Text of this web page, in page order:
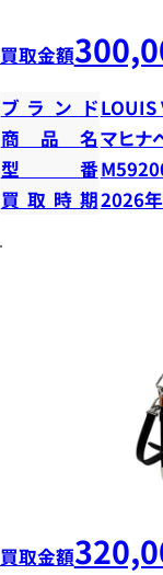
買取金額
ブランドLOUIS
商品名マヒナ
型番
買取時期2026
買取金額